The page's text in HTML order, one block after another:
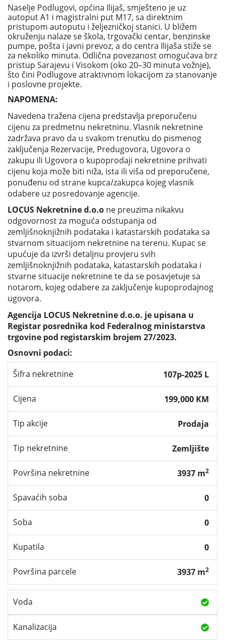
Naselje Podlugovi, općina Ilijaš, smješteno je uz
autoput A1 i magistralni put M17, sa direktnim
pristupom autoputu i željezničkoj stanici. U bližem
okruženju nalaze se škola, trgovački centar, benzinske
pumpe, pošta i javni prevoz, a do centra Ilijaša stiže se
za nekoliko minuta. Odlična povezanost omogućava brz
pristup Sarajevu i Visokom (oko 20–30 minuta vožnje),
što čini Podlugove atraktivnom lokacijom za stanovanje
i poslovne projekte.
NAPOMENA:
Navedena tražena cijena predstavlja preporučenu
cijenu za predmetnu nekretninu. Vlasnik nekretnine
zadržava pravo da u svakom trenutku do pismenog
zaključenja Rezervacije, Predugovora, Ugovora o
zakupu ili Ugovora o kupoprodaji nekretnine prihvati
cijenu koja može biti niža, ista ili viša od preporučene,
ponuđenu od strane kupca/zakupca kojeg vlasnik
odabere uz posredovanje agencije.
LOCUS Nekretnine d.o.o ne preuzima nikakvu
odgovornost za moguća odstupanja od
zemljišnoknjižnih podataka i katastarskih podataka sa
stvarnom situacijom nekretnine na terenu. Kupac se
upućuje da izvrši detaljnu provjeru svih
zemljišnoknjižnih podataka, katastarskih podataka i
stvarne situacije nekretnine te da se posavjetuje sa
notarom, kojeg odabere za zaključenje kupoprodajnog
ugovora.
Agencija LOCUS Nekretnine d.o.o. je upisana u
Registar posrednika kod Federalnog ministarstva
trgovine pod registarskim brojem 27/2023.
Osnovni podaci:
Šifra nekretnine
107p-2025 L
Cijena 199,000 KM
Tip akcije Prodaja
Tip nekretnine Zemljište
Površina nekretnine 3937 m2
Spavaćih soba 0
Soba 0
Kupatila 0
Površina parcele 3937 m2
Voda
Kanalizacija